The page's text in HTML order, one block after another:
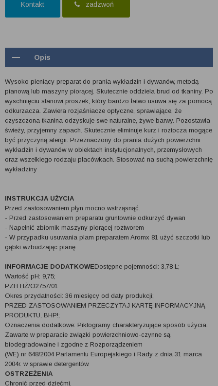
Kontakt zadzwoń
Opis
Wysoko pieniący preparat do prania wykładzin i dywanów, metodą
pianową lub maszyny piorącej. Skutecznie oddziela brud od tkaniny. Po
wyschnięciu stanowi proszek, który bardzo łatwo usuwa się za pomocą
odkurzacza. Zawiera rozjaśniacze optyczne, sprawiające, że
czyszczona tkanina odzyskuje swe naturalne, żywe barwy. Pozostawia
świeży, przyjemny zapach. Skutecznie eliminuje kurz i roztocza mogące
być przyczyną alergii. Przeznaczony do prania dużych powierzchni
wykładzin i dywanów w obiektach instytucjonalnych, przemysłowych
oraz wszelkiego rodzaju placówkach. Stosować na suchą powierzchnię
wykładziny
INSTRUKCJA UŻYCIA
Przed zastosowaniem płyn mocno wstrząsnąć.
- Przed zastosowaniem preparatu gruntownie odkurzyć dywan
- Napełnić zbiornik maszyny piorącej roztworem
- W przypadku usuwania plam preparatem Aromx 81 użyć szczotki lub
gąbki wzbudzając pianę
INFORMACJE DODATKOWEDostępne pojemności: 3,78 L;
Wartość pH: 9,75;
PZH HŻ/O2757/01
Okres przydatności: 36 miesięcy od daty produkcji;
PRZED ZASTOSOWANIEM PRZECZYTAJ KARTĘ INFORMACYJNĄ
PRODUKTU, BHP!;
Oznaczenia dodatkowe: Piktogramy charakteryzujące sposób użycia.
Zawarte w preparacie związki powierzchniowo-czynne są
biodegradowalne i zgodne z Rozporządzeniem
(WE) nr 648/2004 Parlamentu Europejskiego i Rady z dnia 31 marca
2004r. w sprawie detergentów.
OSTRZEŻENIA
Chronić przed dziećmi.